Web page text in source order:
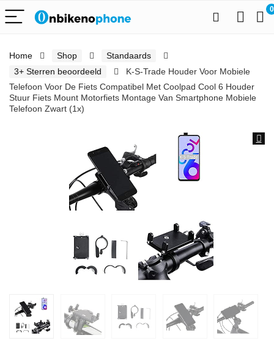
0
Home Shop
Standaards
3+ Sterren beoordeeld
K-S-Trade Houder Voor Mobiele
Telefoon Voor De Fiets Compatibel Met Coolpad Cool 6 Houder
Stuur Fiets Mount Motorfiets Montage Van Smartphone Mobiele
Telefoon Zwart (1x)